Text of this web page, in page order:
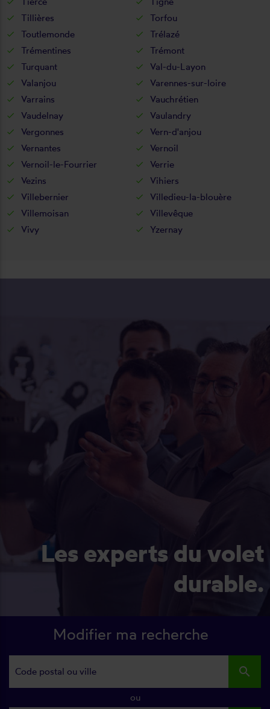
Tillières
Torfou
Toutlemonde
Trélazé
Trémentines
Trémont
Turquant
Val-du-Layon
Valanjou
Varennes-sur-loire
Varrains
Vauchrétien
Vaudelnay
Vaulandry
Vergonnes
Vern-d'anjou
Vernantes
Vernoil
Vernoil-le-Fourrier
Verrie
Vezins
Vihiers
Villebernier
Villedieu-la-blouère
Villemoisan
Villevêque
Vivy
Yzernay
Les experts du volet
durable.
Modifier ma recherche
search
ou